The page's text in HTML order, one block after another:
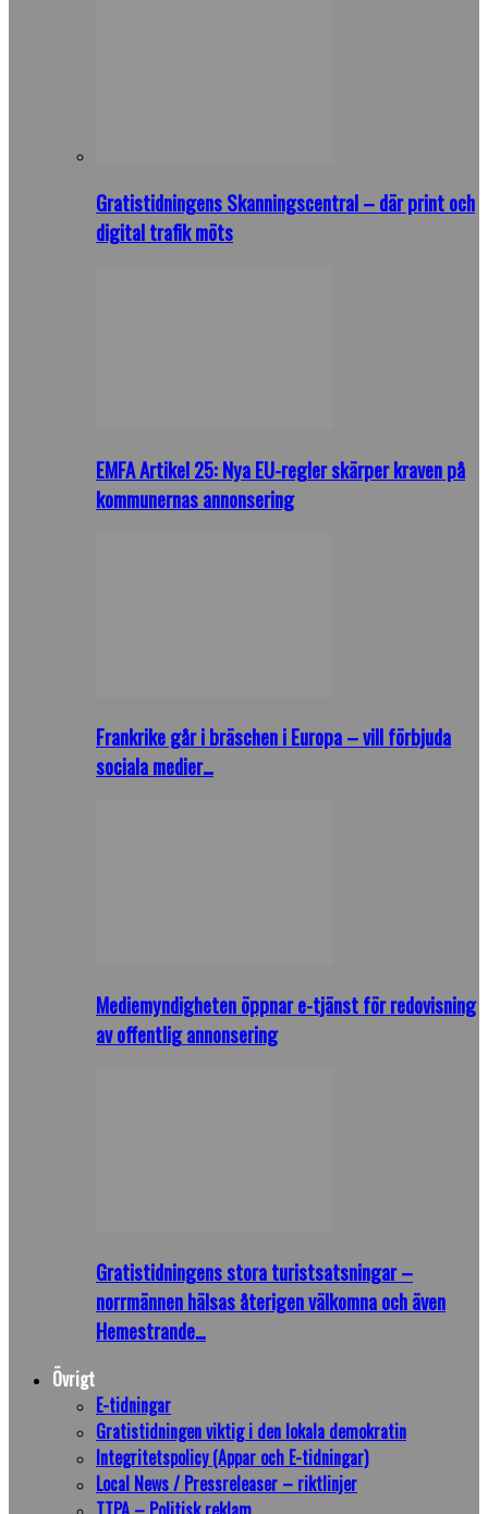
Gratistidningens Skanningscentral – där print och
digital trafik möts
EMFA Artikel 25: Nya EU-regler skärper kraven på
kommunernas annonsering
Frankrike går i bräschen i Europa – vill förbjuda
sociala medier…
Mediemyndigheten öppnar e-tjänst för redovisning
av offentlig annonsering
Gratistidningens stora turistsatsningar –
norrmännen hälsas återigen välkomna och även
Hemestrande…
Övrigt
E-tidningar
Gratistidningen viktig i den lokala demokratin
Integritetspolicy (Appar och E-tidningar)
Local News / Pressreleaser – riktlinjer